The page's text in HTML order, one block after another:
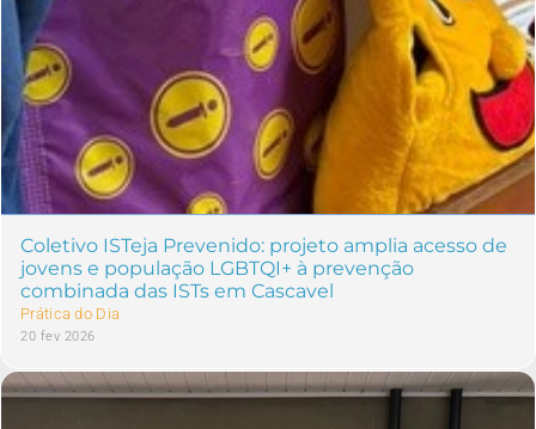
Coletivo ISTeja Prevenido: projeto amplia acesso de
jovens e população LGBTQI+ à prevenção
combinada das ISTs em Cascavel
Prática do Dia
20 fev 2026